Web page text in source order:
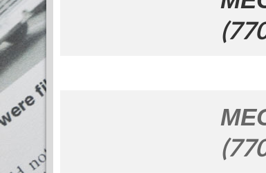
(770x120)
МЕСТО
(770x120)